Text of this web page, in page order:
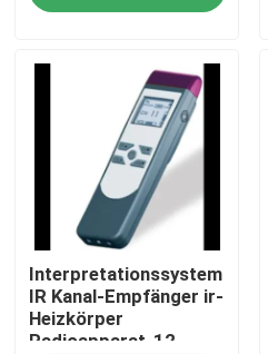
Über uns
Fabrik-Ausflug
Interpretationssystem
IR Kanal-Empfänger ir-
Heizkörper
Radioapparat-12